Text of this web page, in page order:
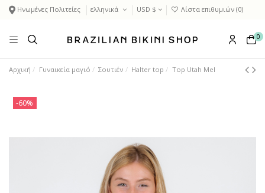
Ηνωμένες Πολιτείες ελληνικά USD $ Λίστα επιθυμιών (0)
0
Αρχική Γυναικεία μαγιό Σουτιέν Halter top Top Utah Mel
-60%